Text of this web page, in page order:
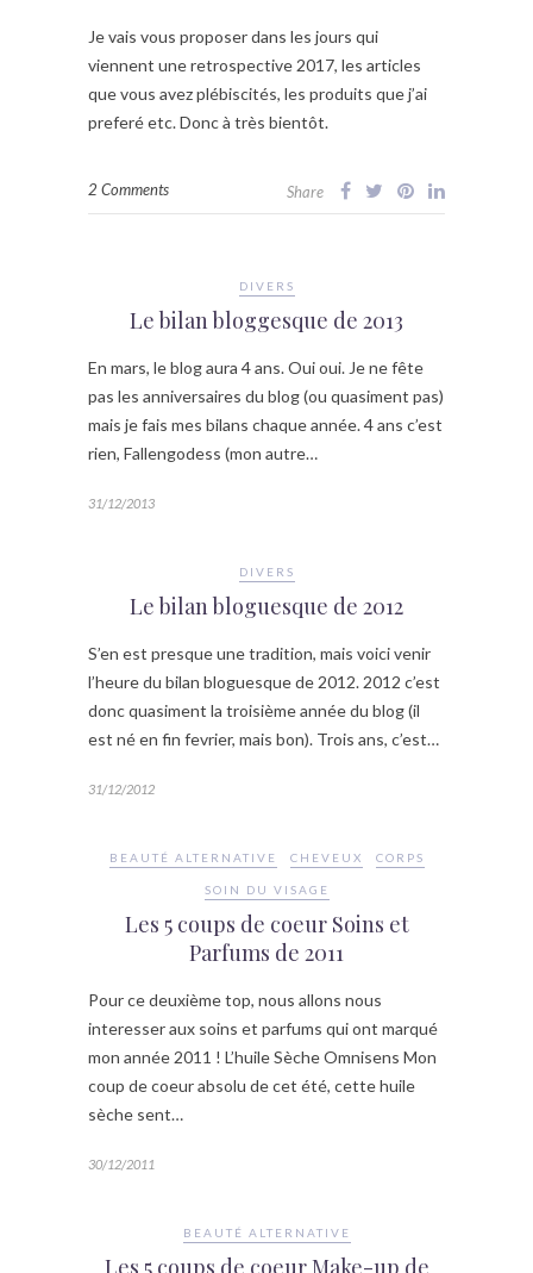
Je vais vous proposer dans les jours qui
viennent une retrospective 2017, les articles
que vous avez plébiscités, les produits que j’ai
preferé etc. Donc à très bientôt.
2 Comments Share
DIVERS
Le bilan bloggesque de 2013
En mars, le blog aura 4 ans. Oui oui. Je ne fête
pas les anniversaires du blog (ou quasiment pas)
mais je fais mes bilans chaque année. 4 ans c’est
rien, Fallengodess (mon autre…
31/12/2013
DIVERS
Le bilan bloguesque de 2012
S’en est presque une tradition, mais voici venir
l’heure du bilan bloguesque de 2012. 2012 c’est
donc quasiment la troisième année du blog (il
est né en fin fevrier, mais bon). Trois ans, c’est…
31/12/2012
BEAUTÉ ALTERNATIVE CHEVEUX CORPS
SOIN DU VISAGE
Les 5 coups de coeur Soins et
Parfums de 2011
Pour ce deuxième top, nous allons nous
interesser aux soins et parfums qui ont marqué
mon année 2011 ! L’huile Sèche Omnisens Mon
coup de coeur absolu de cet été, cette huile
sèche sent…
30/12/2011
BEAUTÉ ALTERNATIVE
Les 5 coups de coeur Make-up de